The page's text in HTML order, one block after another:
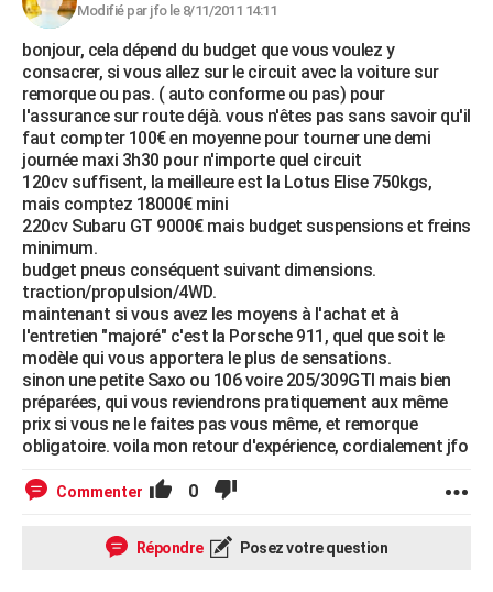
FORUM
Bricolage
Lifestyle
Culture
Sport
Auto
Television
Voyage
Cinema
Modifié par jfo le 8/11/2011 14:11
bonjour, cela dépend du budget que vous voulez y
consacrer, si vous allez sur le circuit avec la voiture sur
remorque ou pas. ( auto conforme ou pas) pour
l'assurance sur route déjà. vous n'êtes pas sans savoir qu'il
faut compter 100€ en moyenne pour tourner une demi
journée maxi 3h30 pour n'importe quel circuit
120cv suffisent, la meilleure est la Lotus Elise 750kgs,
mais comptez 18000€ mini
220cv Subaru GT 9000€ mais budget suspensions et freins
minimum.
budget pneus conséquent suivant dimensions.
traction/propulsion/4WD.
maintenant si vous avez les moyens à l'achat et à
l'entretien "majoré" c'est la Porsche 911, quel que soit le
modèle qui vous apportera le plus de sensations.
sinon une petite Saxo ou 106 voire 205/309GTI mais bien
préparées, qui vous reviendrons pratiquement aux même
prix si vous ne le faites pas vous même, et remorque
obligatoire. voila mon retour d'expérience, cordialement jfo
Commenter 0
Répondre Posez votre question